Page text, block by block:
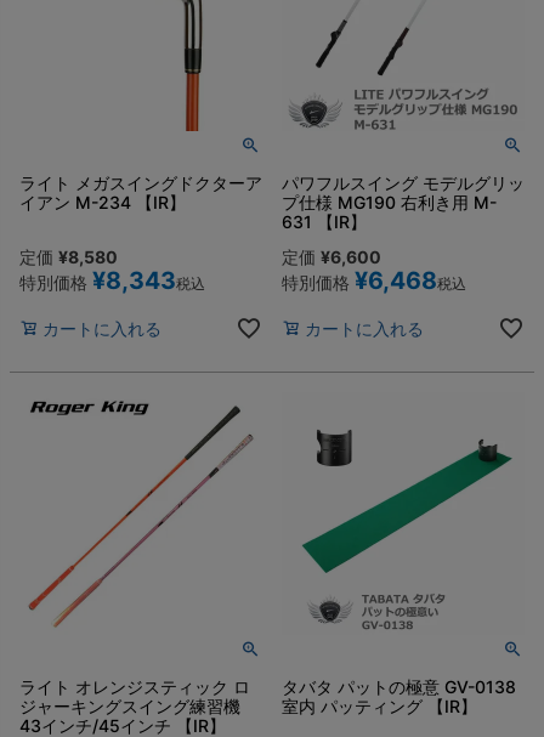
ライト メガスイングドクターア
イアン M-234 【IR】
定価 ¥8,580
特別価格 ¥8,343税込
カートに入れる
パワフルスイング モデルグリッ
プ仕様 MG190 右利き用 M-
631 【IR】
定価 ¥6,600
特別価格 ¥6,468税込
カートに入れる
ライト オレンジスティック ロ
ジャーキングスイング練習機
43インチ/45インチ 【IR】
タバタ パットの極意 GV-0138
室内 パッティング 【IR】